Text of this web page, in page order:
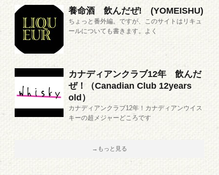
養命酒 飲んだぜ! (YOMEISHU)
ちょっと番外編。ですが、このサイトはリキュ
ールについても書きます。よく
カナディアンクラブ12年 飲んだ
ぜ！（Canadian Club 12years
old）
カナディアンクラブ12年！カナディアンウイス
キーの超メジャーどころです
→もっと見る